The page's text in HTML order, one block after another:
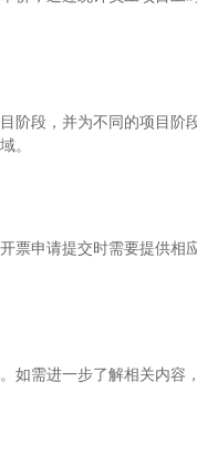
段，并为不同的项目阶
。
票申请提交时需要提供相
如需进一步了解相关内容